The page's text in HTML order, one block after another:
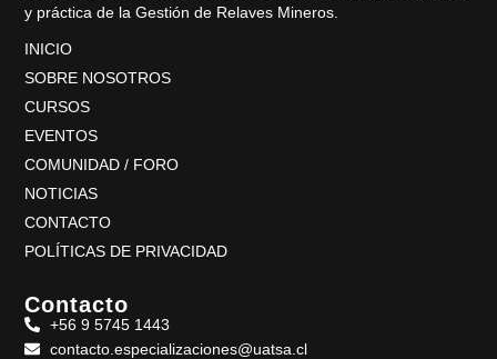
y práctica de la Gestión de Relaves Mineros.
INICIO
SOBRE NOSOTROS
CURSOS
EVENTOS
COMUNIDAD / FORO
NOTICIAS
CONTACTO
POLÍTICAS DE PRIVACIDAD
Contacto
+56 9 5745 1443
contacto.especializaciones@uatsa.cl